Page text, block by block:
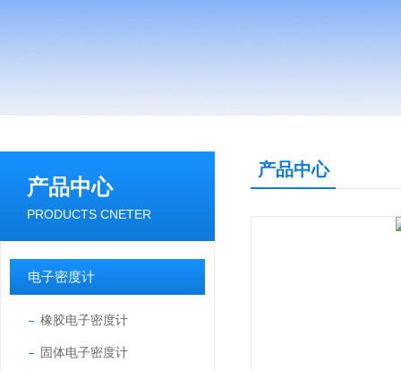
产品中心
PRODUCTS CNETER
电子密度计
橡胶电子密度计
固体电子密度计
产品中心